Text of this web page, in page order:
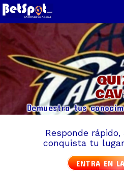
Demuestra tus
Responde
conquista tu
ENTRA EN